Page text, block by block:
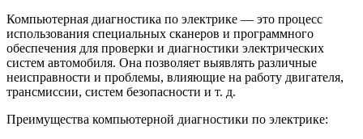
Компьютерная диагностика по электрике — это процесс
использования специальных сканеров и программного
обеспечения для проверки и диагностики электрических
систем автомобиля. Она позволяет выявлять различные
неисправности и проблемы, влияющие на работу двигателя,
трансмиссии, систем безопасности и т. д.
Преимущества компьютерной диагностики по электрике: